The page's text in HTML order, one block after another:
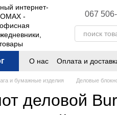
контенту
067
О нас Оплата и
и бумажные изделия Деловые
деловой